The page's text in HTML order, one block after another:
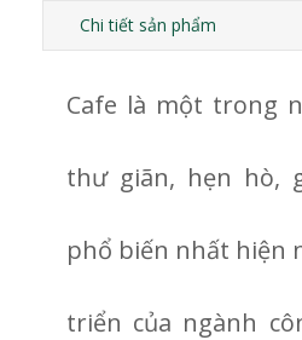
Chi tiết sản phẩm
Cafe là một trong
thư giãn, hẹn hò,
phổ biến nhất hiện
triển của ngành